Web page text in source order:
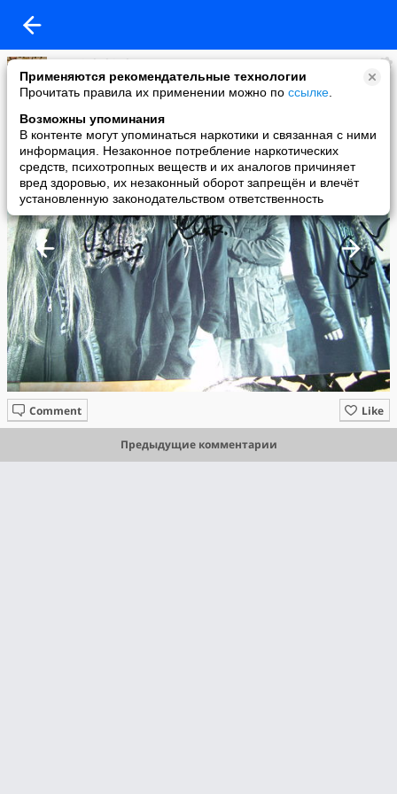
Применяются рекомендательные технологии
Прочитать правила их применении можно по ссылке
Возможны упоминания
В контенте могут упоминаться наркотики и связанная с ними
информация. Незаконное потребление наркотических
средств, психотропных веществ и их аналогов причиняет
вред здоровью, их незаконный оборот запрещён и влечёт
установленную законодательством ответственность
sergei shchirskyy
added a photo
18 May в 23:09
Like
Comment
Предыдущие комментарии